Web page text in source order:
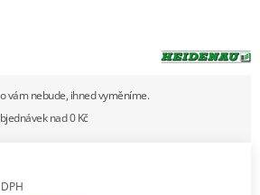
vám nebude, ihned vyměníme.
nad 0 Kč